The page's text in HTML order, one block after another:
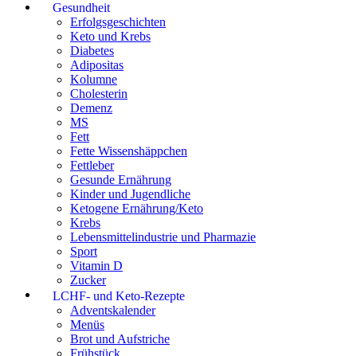
Gesundheit
Erfolgsgeschichten
Keto und Krebs
Diabetes
Adipositas
Kolumne
Cholesterin
Demenz
MS
Fett
Fette Wissenshäppchen
Fettleber
Gesunde Ernährung
Kinder und Jugendliche
Ketogene Ernährung/Keto
Krebs
Lebensmittelindustrie und Pharmazie
Sport
Vitamin D
Zucker
LCHF- und Keto-Rezepte
Adventskalender
Menüs
Brot und Aufstriche
Frühstück